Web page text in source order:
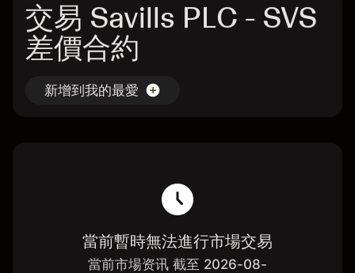
交易 Savills PLC - SVS
差價合約
新增到我的最愛
當前暫時無法進行市場交易
當前市場资讯 截至 2026-08-